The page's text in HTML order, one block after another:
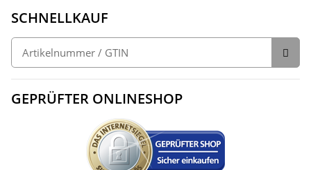
SCHNELLKAUF
GEPRÜFTER ONLINESHOP